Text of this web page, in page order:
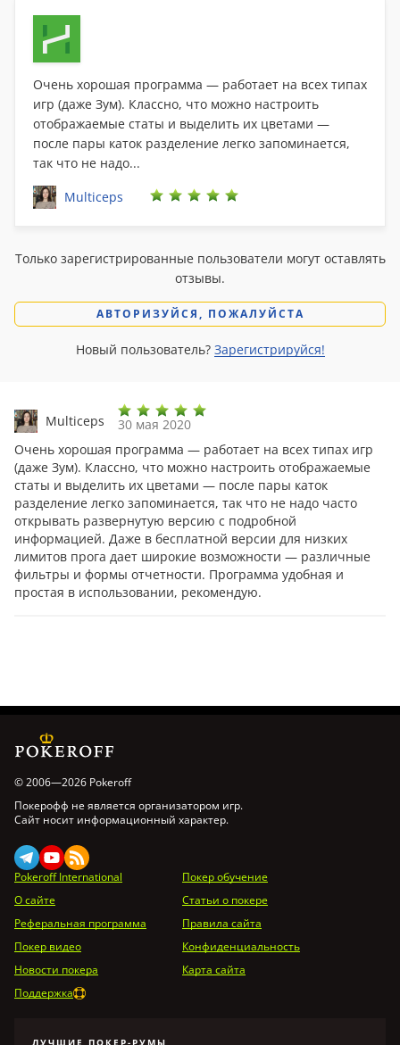
Очень хорошая программа — работает на всех типах
игр (даже Зум). Классно, что можно настроить
отображаемые статы и выделить их цветами —
после пары каток разделение легко запоминается,
так что не надо...
Multiceps
Только зарегистрированные пользователи могут оставлять
отзывы.
АВТОРИЗУЙСЯ, ПОЖАЛУЙСТА
Новый пользователь? Зарегистрируйся!
Multiceps
30 мая 2020
Очень хорошая программа — работает на всех типах игр
(даже Зум). Классно, что можно настроить отображаемые
статы и выделить их цветами — после пары каток
разделение легко запоминается, так что не надо часто
открывать развернутую версию с подробной
информацией. Даже в бесплатной версии для низких
лимитов прога дает широкие возможности — различные
фильтры и формы отчетности. Программа удобная и
простая в использовании, рекомендую.
© 2006—2026 Pokeroff
Покерофф не является организатором игр.
Сайт носит информационный характер.
Pokeroff International
Покер обучение
О сайте
Статьи о покере
Реферальная программа
Правила сайта
Покер видео
Конфиденциальность
Новости покера
Карта сайта
Поддержка
ЛУЧШИЕ ПОКЕР-РУМЫ